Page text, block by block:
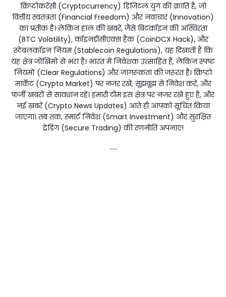
क्रिप्टोकरेंसी (Cryptocurrency) डिजिटल युग की क्रांति है, जो
वित्तीय स्वतंत्रता (Financial Freedom) और नवाचार (Innovation)
का प्रतीक है। लेकिन हाल की खबरें, जैसे बिटकॉइन की अस्थिरता
(BTC Volatility), कॉइनडीसीएक्स हैक (CoinDCX Hack), और
स्टेबलकॉइन नियम (Stablecoin Regulations), यह दिखाती हैं कि
यह क्षेत्र जोखिमों से भरा है। भारत में निवेशक उत्साहित हैं, लेकिन स्पष्ट
नियमों (Clear Regulations) और जागरूकता की जरूरत है। क्रिप्टो
मार्केट (Crypto Market) पर नजर रखें, सूझबूझ से निवेश करें, और
फर्जी खबरों से सावधान रहें। हमारी टीम इस क्षेत्र पर नजर रखे हुए है, और
नई खबरें (Crypto News Updates) आते ही आपको सूचित किया
जाएगा। तब तक, स्मार्ट निवेश (Smart Investment) और सुरक्षित
ट्रेडिंग (Secure Trading) की रणनीति अपनाएं!
```